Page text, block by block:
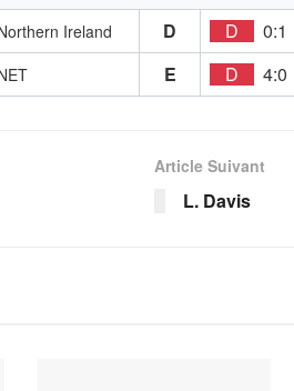
Ireland D D 0:1
E D 4:0
Article Suivant
L. Davis